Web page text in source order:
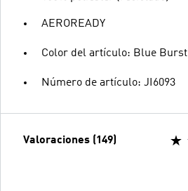
AEROREADY
Color del artículo: Blue Burst
Número de artículo: JI6093
Valoraciones (149)